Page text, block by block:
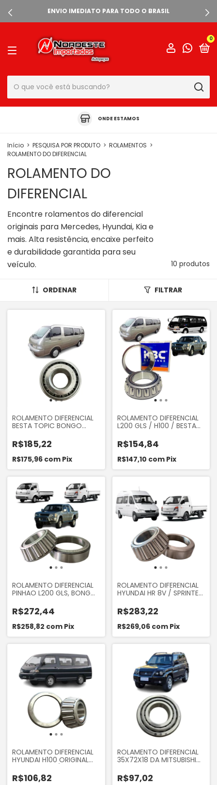
ENVIO IMEDIATO PARA TODO O BRASIL
0
ONDE ESTAMOS
Início > PESQUISA POR PRODUTO > ROLAMENTOS >
ROLAMENTO DO DIFERENCIAL
ROLAMENTO DO
DIFERENCIAL
Encontre rolamentos do diferencial
originais para Mercedes, Hyundai, Kia e
mais. Alta resistência, encaixe perfeito
e durabilidade garantida para seu
veículo.
10 produtos
ORDENAR FILTRAR
ROLAMENTO DIFERENCIAL
BESTA TOPIC BONGO
R$185,22
R$175,96 com Pix
ROLAMENTO DIFERENCIAL
L200 GLS / H100 / BESTA
R$154,84
R$147,10 com Pix
ROLAMENTO DIFERENCIAL
PINHAO L200 GLS, BONGO
HYUNDAI HR 2.5 8V 2006 A
2012
R$272,44
R$258,82 com Pix
ROLAMENTO DIFERENCIAL
HYUNDAI HR 8V / SPRINTER
R$283,22
R$269,06 com Pix
ROLAMENTO DIFERENCIAL
HYUNDAI H100 ORIGINAL
R$106,82
ROLAMENTO DIFERENCIAL
35X72X18 DA MITSUBISHI
KOYO HICAP30207JR
R$97,02